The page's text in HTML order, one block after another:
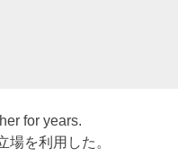
for years.
を利用した。